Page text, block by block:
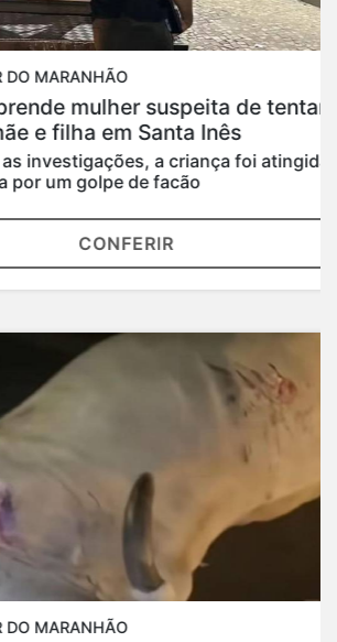
mulher suspeita de tentar
e filha em Santa Inês
a criança foi atingida
um golpe de facão
CONFERIR